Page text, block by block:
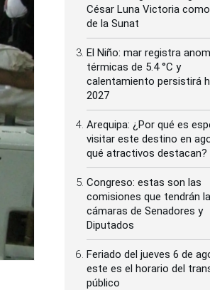
César Luna Victoria
de la Sunat
El Niño: mar registra
térmicas de 5.4 °C y
calentamiento persistirá
2027
Arequipa: ¿Por qué es
visitar este destino en
qué atractivos destacan?
Congreso: estas son las
comisiones que tendrán
cámaras de Senadores y
Diputados
Feriado del jueves 6 de
este es el horario del
público